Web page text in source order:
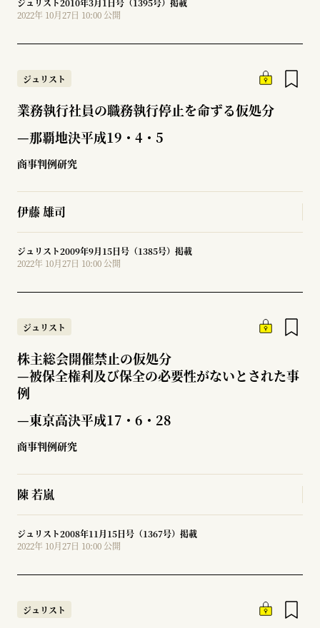
ジュリスト2010年3月1日号（1395号）掲載
2022年 10月27日 10:00 公開
ジュリスト
業務執行社員の職務執行停止を命ずる仮処分
—那覇地決平成19・4・5
商事判例研究
伊藤 雄司
ジュリスト2009年9月15日号（1385号）掲載
2022年 10月27日 10:00 公開
ジュリスト
株主総会開催禁止の仮処分
—被保全権利及び保全の必要性がないとされた事
例
—東京高決平成17・6・28
商事判例研究
陳 若嵐
ジュリスト2008年11月15日号（1367号）掲載
2022年 10月27日 10:00 公開
ジュリスト